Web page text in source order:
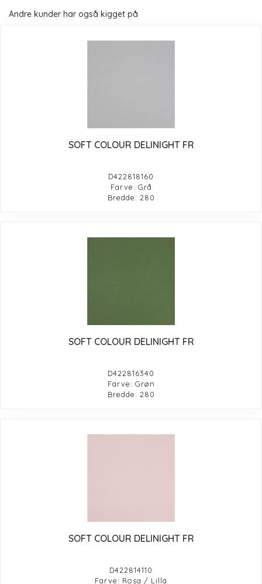
Andre kunder har også kigget på
SOFT COLOUR DELINIGHT FR
D422818160
Farve: Grå
Bredde: 280
SOFT COLOUR DELINIGHT FR
D422816340
Farve: Grøn
Bredde: 280
SOFT COLOUR DELINIGHT FR
D422814110
Farve: Rosa / Lilla